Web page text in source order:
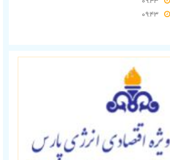
۰۹:۴۳